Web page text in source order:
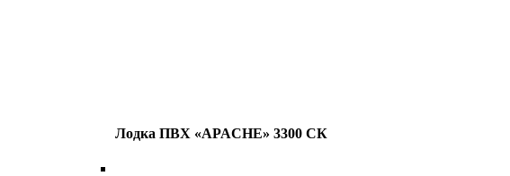
Лодка ПВХ «APACHE» 3300 СК